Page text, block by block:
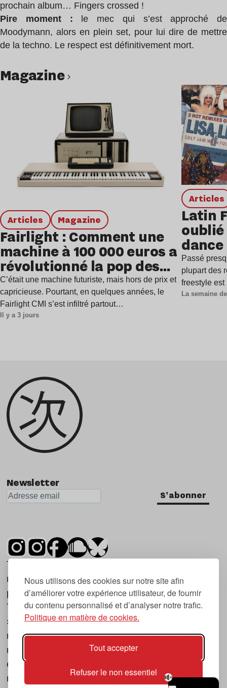
Nous utilisons des cookies sur notre site afin
d’améliorer votre expérience utilisateur, de fournir
du contenu personnalisé et d’analyser notre trafic.
Politique en matière de cookies.
Tout accepter
Refuser le non essentiel
prochain album… Fingers crossed !
Pire moment : le mec qui s’est approché de
Moodymann, alors en plein set, pour lui dire de mettre
de la techno. Le respect est définitivement mort.
magazine
Articles magazine
Fairlight : Comment une
machine à 100 000 euros a
révolutionné la pop des
années 1980 ?
C’était une machine futuriste, mais hors de prix et
capricieuse. Pourtant, en quelques années, le
Fairlight CMI s’est infiltré partout…
Il y a 3 jours
Articles
Latin
oublié
Passé
plupart des
freestyle
La semaine
Newsletter
S'abonner
Tsugi est un mensuel indépendant sur la
musique et les nouvelles tendances, dont la
première parution date de 2007.
Tsugi en japonais signifie « prochain », « suivant
», ce qui correspond à la thématique du
magazine, à l’affût des nouvelles tendances
musicales, qu’elles viennent de la musique
électronique, du rock ou du hip hop, et des
nouveaux phénomènes de société liés à la